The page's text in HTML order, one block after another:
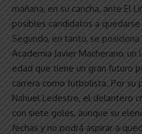
mañana, en su cancha, ante El
posibles candidatos a
Segundo, en tanto, se posiciona
Academia Javier Macherano,
edad que tiene un gran futuro
carrera como futbolista. Por su
Nahuel Ledestre, el delantero
con siete goles, aunque su
fechas y no podrá aspirar a